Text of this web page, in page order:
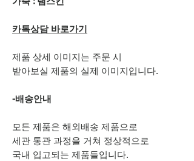
카톡상담 바로가기
제품 상세 이미지는 주문 시
받아보실 제품의 실제 이미지입니다.
-배송안내
모든 제품은 해외배송 제품으로
세관 통관 과정을 거쳐 정상적으로
국내 입고되는 제품들입니다.